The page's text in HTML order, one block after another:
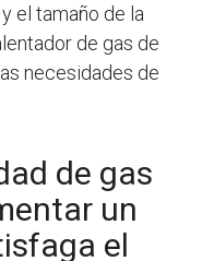
el tamaño de la
de gas de
necesidades de
de gas
un
el